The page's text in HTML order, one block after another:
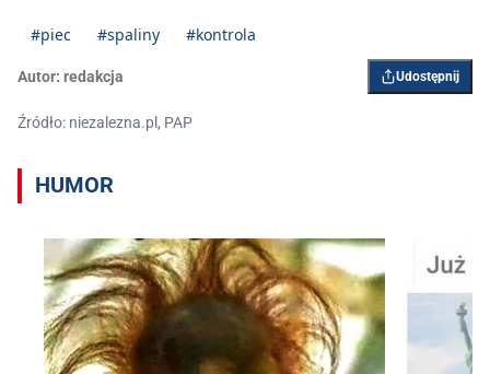
#piec #spaliny #kontrola
Autor: redakcja Udostępnij
Źródło: niezalezna.pl, PAP
HUMOR